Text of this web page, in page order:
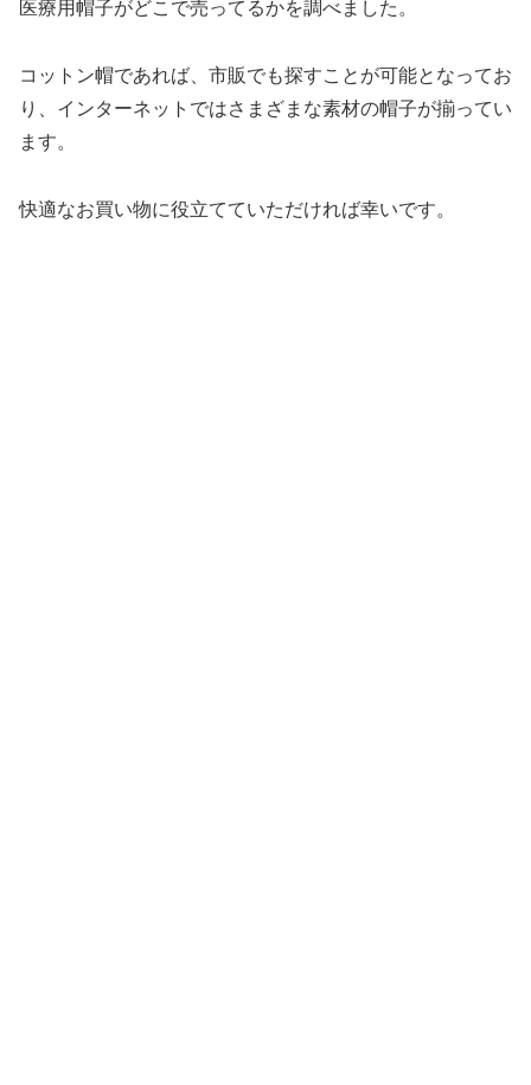
医療用帽子がどこで売ってるかを調べました。
コットン帽であれば、市販でも探すことが可能となってお
り、インターネットではさまざまな素材の帽子が揃ってい
ます。
快適なお買い物に役立てていただければ幸いです。